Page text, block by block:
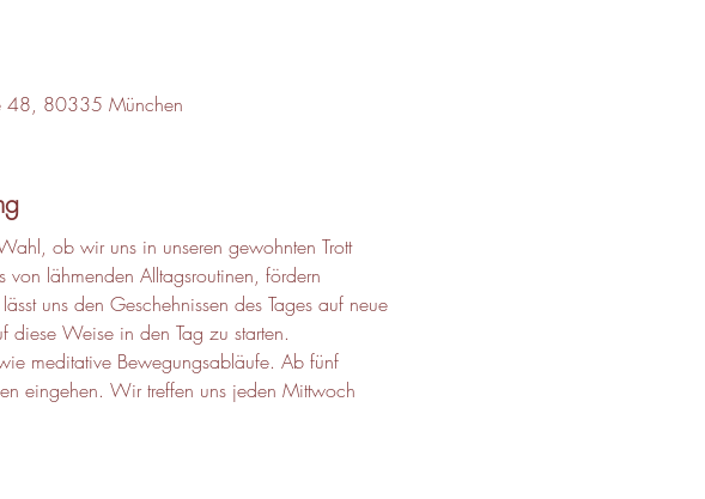
48, 80335 München
ob wir uns in unseren gewohnten Trott
lähmenden Alltagsroutinen, fördern
uns den Geschehnissen des Tages auf neue
diese Weise in den Tag zu starten.
meditative Bewegungsabläufe. Ab fünf
eingehen. Wir treffen uns jeden Mittwoch